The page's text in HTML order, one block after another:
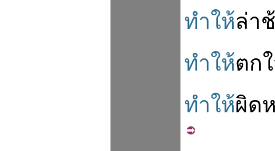
ทำให้ล่า
ทำให้ตก
ทำให้ผิด